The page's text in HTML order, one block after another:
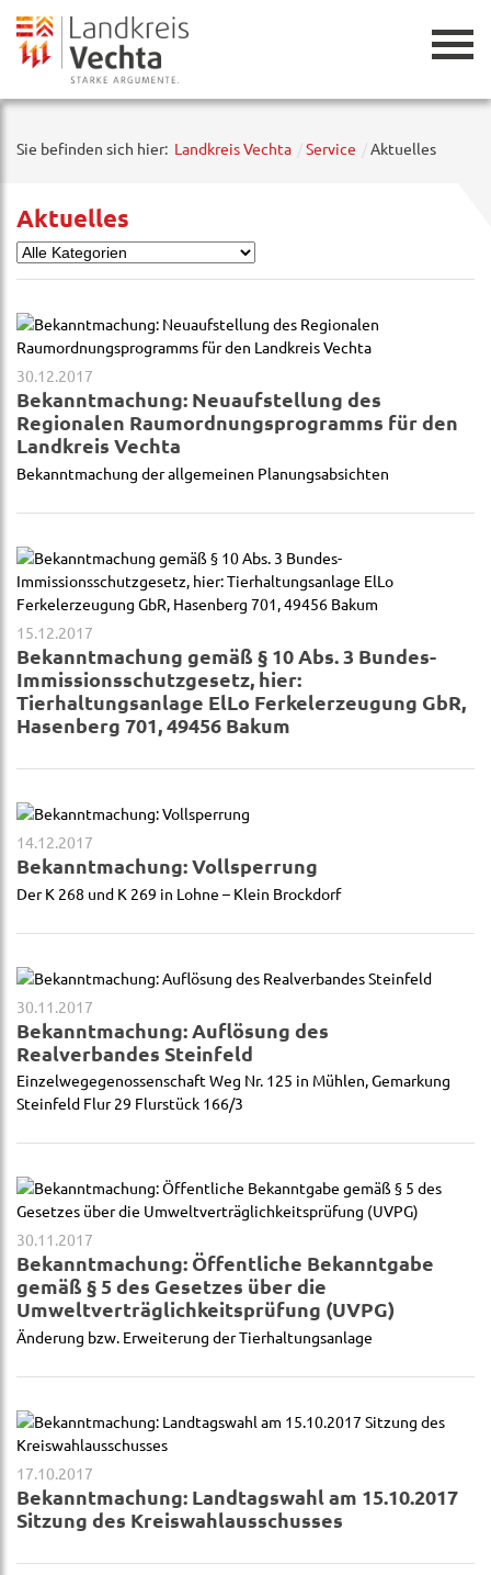
Sie befinden sich hier: Landkreis Vechta Service Aktuelles
Aktuelles
30.12.2017
Bekanntmachung: Neuaufstellung des
Regionalen Raumordnungsprogramms für den
Landkreis Vechta
Bekanntmachung der allgemeinen Planungsabsichten
15.12.2017
Bekanntmachung gemäß § 10 Abs. 3 Bundes-
Immissionsschutzgesetz, hier:
Tierhaltungsanlage ElLo Ferkelerzeugung GbR,
Hasenberg 701, 49456 Bakum
14.12.2017
Bekanntmachung: Vollsperrung
Der K 268 und K 269 in Lohne – Klein Brockdorf
30.11.2017
Bekanntmachung: Auflösung des
Realverbandes Steinfeld
Einzelwegegenossenschaft Weg Nr. 125 in Mühlen, Gemarkung
Steinfeld Flur 29 Flurstück 166/3
30.11.2017
Bekanntmachung: Öffentliche Bekanntgabe
gemäß § 5 des Gesetzes über die
Umweltverträglichkeitsprüfung (UVPG)
Änderung bzw. Erweiterung der Tierhaltungsanlage
17.10.2017
Bekanntmachung: Landtagswahl am 15.10.2017
Sitzung des Kreiswahlausschusses